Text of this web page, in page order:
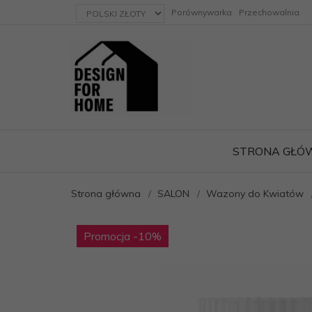
currency_h Porównywarka Przechowalnia
STRONA
Strona główna SALON Wazony do Kwiatów
Promocja -10%